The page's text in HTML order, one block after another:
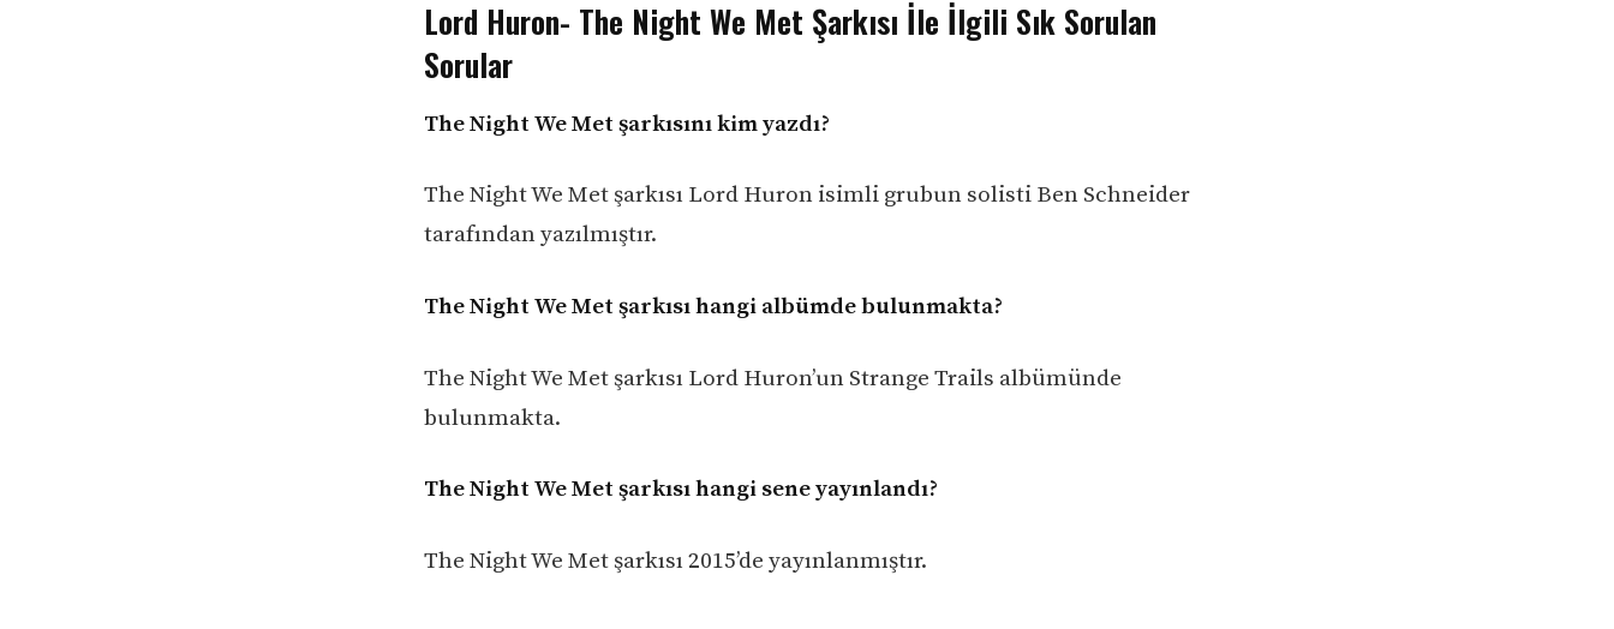
Lord Huron- The Night We Met Şarkısı İle İlgili Sık Sorulan
Sorular
The Night We Met şarkısını kim yazdı?
The Night We Met şarkısı Lord Huron isimli grubun solisti Ben Schneider
tarafından yazılmıştır.
The Night We Met şarkısı hangi albümde bulunmakta?
The Night We Met şarkısı Lord Huron’un Strange Trails albümünde
bulunmakta.
The Night We Met şarkısı hangi sene yayınlandı?
The Night We Met şarkısı 2015’de yayınlanmıştır.